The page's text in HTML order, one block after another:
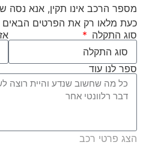
מספר הרכב אינו תקין, אנא נסה
כעת מלאו רק את הפרטים הבאים
סוג התקלה
ספר לנו עוד
הצג פרטי רכב